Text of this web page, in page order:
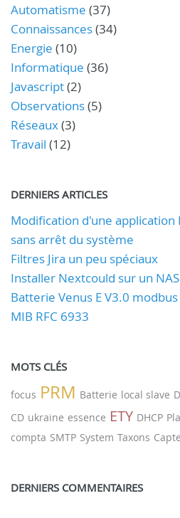
Automatisme (37)
Connaissances(34)
Energie (10)
Informatique (36)
Javascript(2)
Observations(5)
Réseaux(3)
Travail (12)
DERNIERS ARTICLES
Modification d'une application
sans arrêt du système
Filtres Jira un peu spéciaux
Installer Nextcould sur un
Batterie Venus E V3.0
MIB RFC 6933
MOTS CLÉS
focus PRM Batterie local slave
CD ukraine essence ETY DHCP
compta SMTP System Taxons
DERNIERS COMMENTAIRES